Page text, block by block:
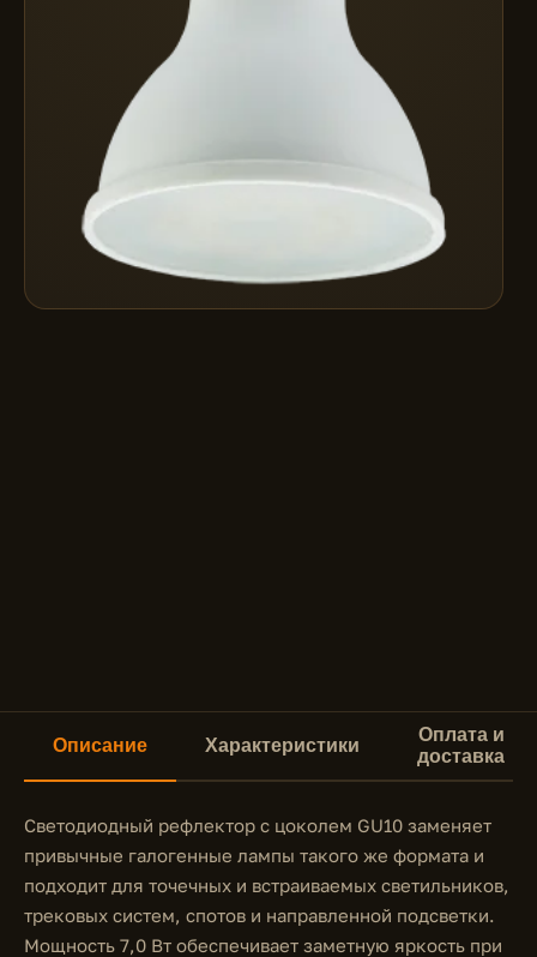
Описание Характеристики
Оплата и
доставка
Светодиодный рефлектор с цоколем GU10 заменяет
привычные галогенные лампы такого же формата и
подходит для точечных и встраиваемых светильников,
трековых систем, спотов и направленной подсветки.
Мощность 7,0 Вт обеспечивает заметную яркость при